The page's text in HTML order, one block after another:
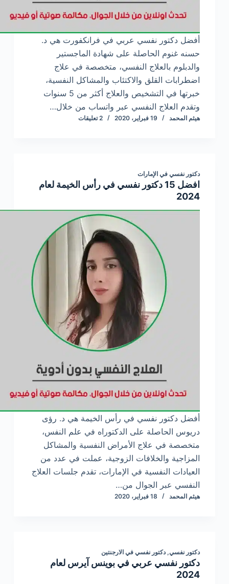
أفضل دكتور نفسي عربي في فرانكفورت هي د.
حسنه غنوم الحاصلة على شهادة الماجستير
والدبلوم بالعلاج النفسي، متخصصة في علاج
اضطرابات القلق والاكتئاب والمشاكل النفسية،
خبرتها في التشخيص والعلاج أكثر من 5 سنوات
وتقدم العلاج النفسي عبر واتساب من خلال…
هيثم المحمد 19 فبراير، 2020 2 تعليقات
دكتور نفسي في الإمارات
افضل 15 دكتور نفسي في رأس الخيمة لعام
2024
أفضل دكتور نفسي في رأس الخيمة هي د. رؤى
دريوس الحاصلة على الدكتوراه في علم النفس،
متخصصة في علاج الأمراض النفسية والمشاكل
المزاجية والخلافات الزوجية، عملت في عدد من
العيادات النفسية في الإمارات، تقدم جلسات العلاج
النفسي عبر الجوال من…
هيثم المحمد 18 فبراير، 2020
دكتور نفسي, دكتور نفسي في الارجنتين
دكتور نفسي عربي في بوينس آيرس لعام
2024